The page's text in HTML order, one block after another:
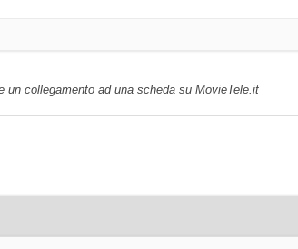
collegamento ad una scheda su MovieTele.it